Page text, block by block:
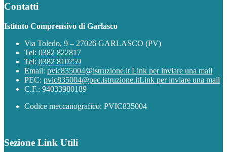
Contatti
Istituto Comprensivo di Garlasco
Via Toledo, 9 – 27026 GARLASCO (PV)
Tel: 0382 822817
Tel: 0382 810259
Email: pvic835004@istruzione.it Link per inviare una mail
PEC: pvic835004@pec.istruzione.itLink per inviare una mail
C.F.: 94033980189
Codice meccanografico: PVIC835004
Sezione Link Utili